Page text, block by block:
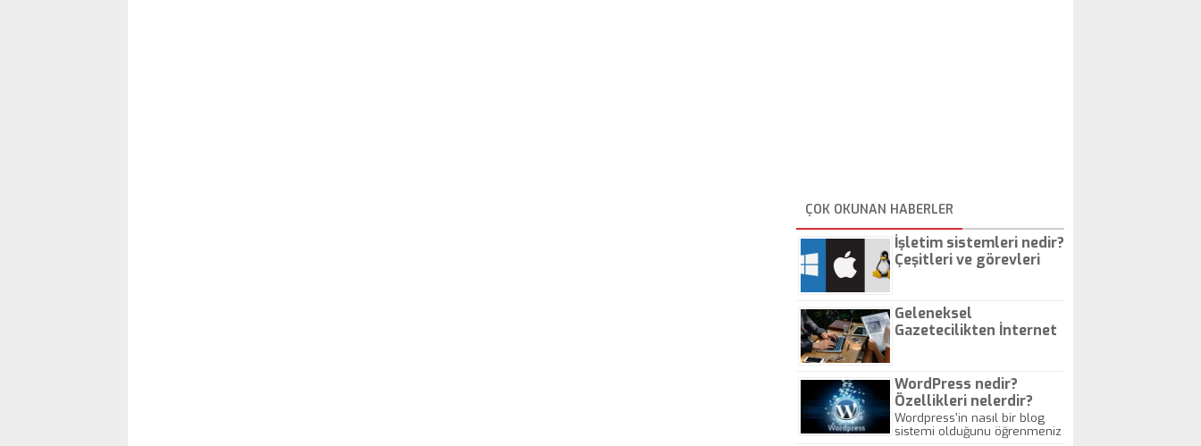
ÇOK OKUNAN HABERLER
İşletim sistemleri nedir?
Çeşitleri ve görevleri
Geleneksel
Gazetecilikten İnternet
WordPress nedir?
Özellikleri nelerdir?
Wordpress'in nasıl bir blog
sistemi olduğunu öğrenmeniz